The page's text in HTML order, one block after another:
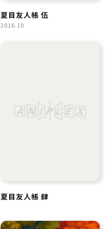
夏目友人帳 伍
2016.10
夏目友人帳 肆